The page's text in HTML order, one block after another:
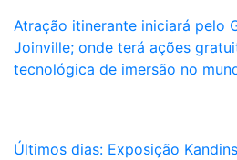
Atração itinerante iniciará pelo
Joinville; onde terá ações
tecnológica de imersão no
Últimos dias: Exposição